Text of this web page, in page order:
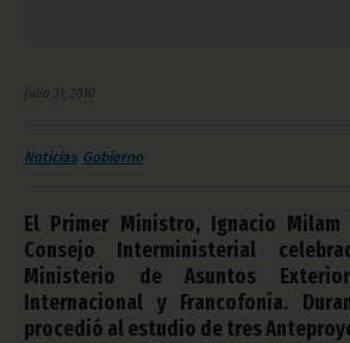
julio 31, 2010
Noticias Gobierno
El Primer Ministro, Ignacio
Consejo Interministerial
Ministerio de Asuntos
Internacional y Francofonía.
procedió al estudio de tres